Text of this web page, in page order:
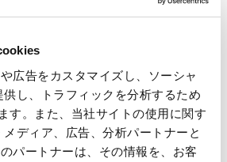
広告をカスタマイズし、ソーシャ
し、トラフィックを分析するため
す。また、当社サイトの使用に関す
ディア、広告、分析パートナーと
パートナーは、その情報を、お客
トリートファイター6 タイプアー
（対戦プレイ時2名）
年12月14日より好評稼働中
sf6ta.jp/